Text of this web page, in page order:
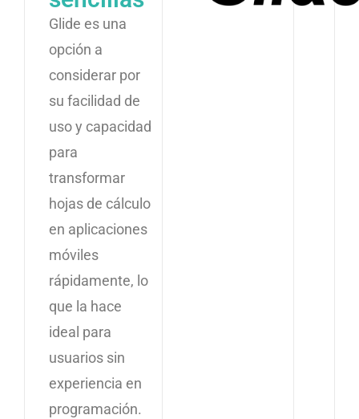
Glide es una
opción a
considerar por
su facilidad de
uso y capacidad
para
transformar
hojas de cálculo
en aplicaciones
móviles
rápidamente, lo
que la hace
ideal para
usuarios sin
experiencia en
programación.